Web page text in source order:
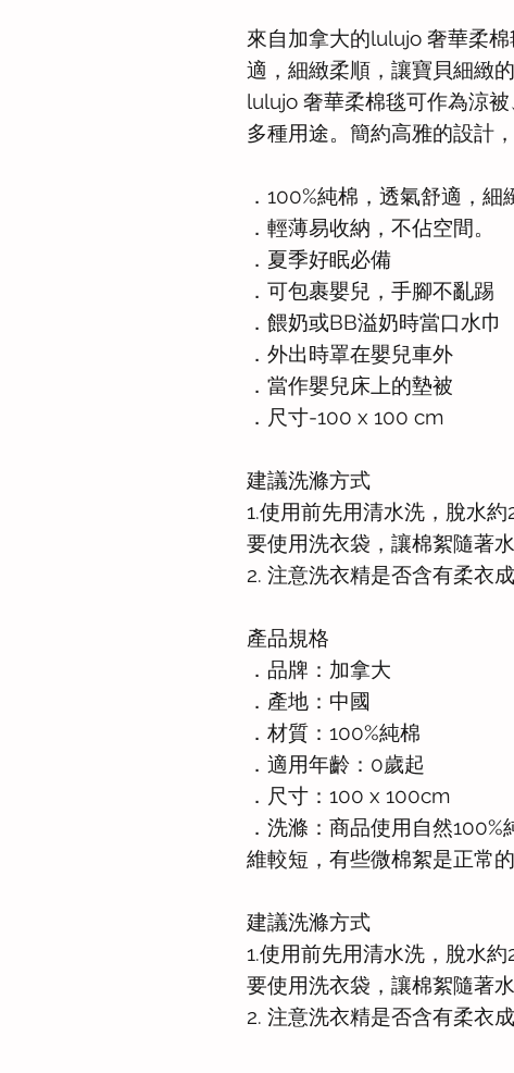
來自加拿大的lulujo 奢華柔
適，細緻柔順，讓寶貝細緻
lulujo 奢華柔棉毯可作為涼
多種用途。簡約高雅的設計
．100%純棉，透氣舒適，細
．輕薄易收納，不佔空間。
．夏季好眠必備
．可包裹嬰兒，手腳不亂踢
．餵奶或BB溢奶時當口水巾
．外出時罩在嬰兒車外
．當作嬰兒床上的墊被
．尺寸-100 x 100 cm
建議洗滌方式
1.使用前先用清水洗，脫水
要使用洗衣袋，讓棉絮隨著
2. 注意洗衣精是否含有柔衣
產品規格
．品牌：加拿大
．產地：中國
．材質：100%純棉
．適用年齡：0歲起
．尺寸：100 x 100cm
．洗滌：商品使用自然
維較短，有些微棉絮是正常的
建議洗滌方式
1.使用前先用清水洗，脫水
要使用洗衣袋，讓棉絮隨著
2. 注意洗衣精是否含有柔衣